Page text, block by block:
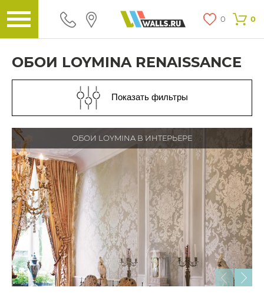
0 0
ОБОИ LOYMINA RENAISSANCE
Показать фильтры
ОБОИ LOYMINA В ИНТЕРЬЕРЕ